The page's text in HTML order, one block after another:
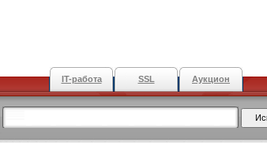
IT-работа SSL Аукцион